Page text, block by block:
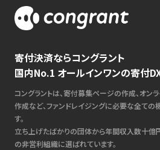
寄付決済ならコングラント
国内No.1 オールインワンの寄付
コングラントは、寄付募集ページの作成、オン
作成など、ファンドレイジングに必要な全て
す。
立ち上げたばかりの団体から年間収入数十億
の非営利組織に選ばれています。